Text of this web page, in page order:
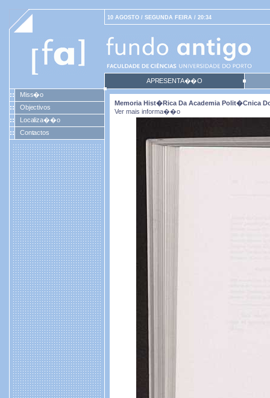
10 AGOSTO / SEGUNDA FEIRA / 20:34
APRESENTA��O
Miss�o
Objectivos
Localiza��o
Contactos
Memoria Hist�rica Da Academia Polit�cnica
Ver mais informa��o